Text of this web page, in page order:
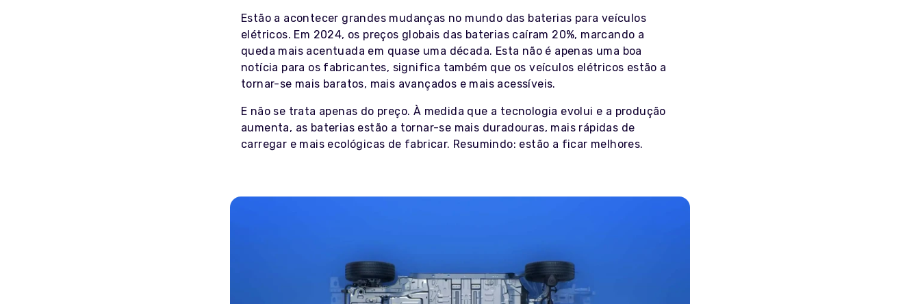
Estão a acontecer grandes mudanças no mundo das baterias para veículos
elétricos. Em 2024, os preços globais das baterias caíram 20%, marcando a
queda mais acentuada em quase uma década. Esta não é apenas uma boa
notícia para os fabricantes, significa também que os veículos elétricos estão a
tornar-se mais baratos, mais avançados e mais acessíveis.
E não se trata apenas do preço. À medida que a tecnologia evolui e a produção
aumenta, as baterias estão a tornar-se mais duradouras, mais rápidas de
carregar e mais ecológicas de fabricar. Resumindo: estão a ficar melhores.